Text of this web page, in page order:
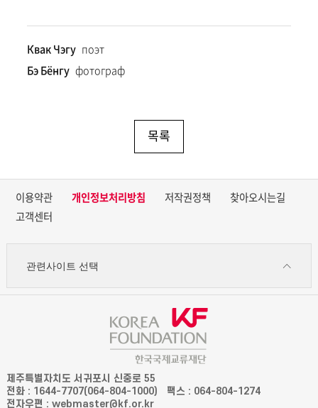
Квак Чэгу поэт
Бэ Бёнгу фотограф
목록
이용약관 개인정보처리방침 저작권정책
찾아오시는길
고객센터
관련사이트 선택
제주특별자치도 서귀포시 신중로 55
전화 : 1644-7707(064-804-1000)
팩스 : 064-804-1274
전자우편 : webmaster@kf.or.kr